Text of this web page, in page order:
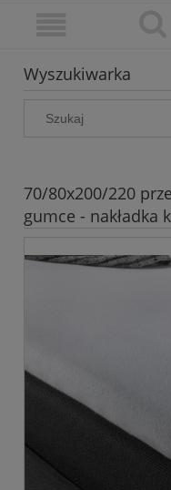
Wyszukiwarka
70/80x200/220
gumce - nakładka